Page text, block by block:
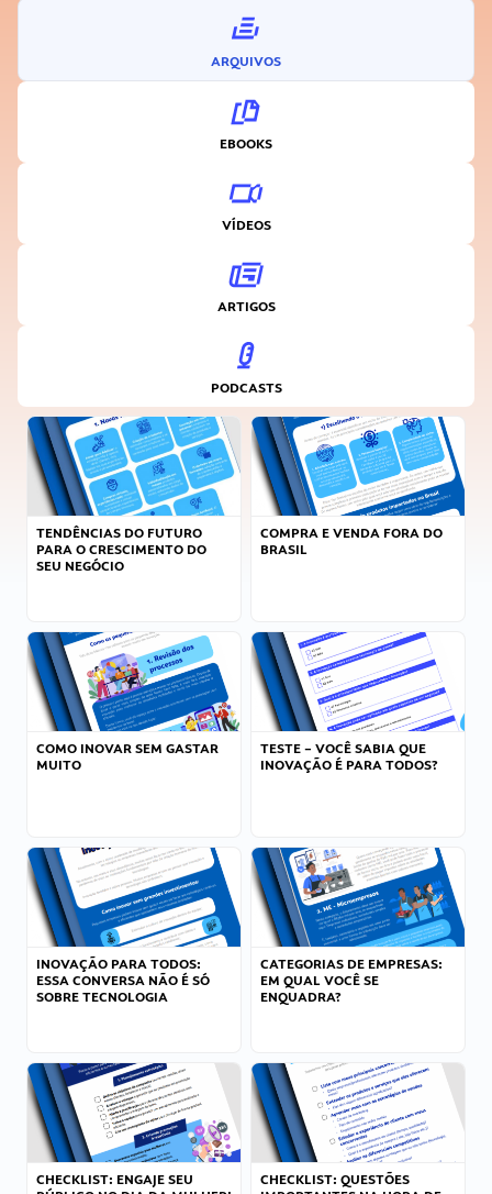
ARQUIVOS
EBOOKS
VÍDEOS
ARTIGOS
PODCASTS
TENDÊNCIAS DO FUTURO
PARA O CRESCIMENTO DO
SEU NEGÓCIO
COMPRA E VENDA FORA DO
BRASIL
COMO INOVAR SEM GASTAR
MUITO
TESTE – VOCÊ SABIA QUE
INOVAÇÃO É PARA TODOS?
INOVAÇÃO PARA TODOS:
ESSA CONVERSA NÃO É SÓ
SOBRE TECNOLOGIA
CATEGORIAS DE EMPRESAS:
EM QUAL VOCÊ SE
ENQUADRA?
CHECKLIST: ENGAJE SEU
CHECKLIST: QUESTÕES